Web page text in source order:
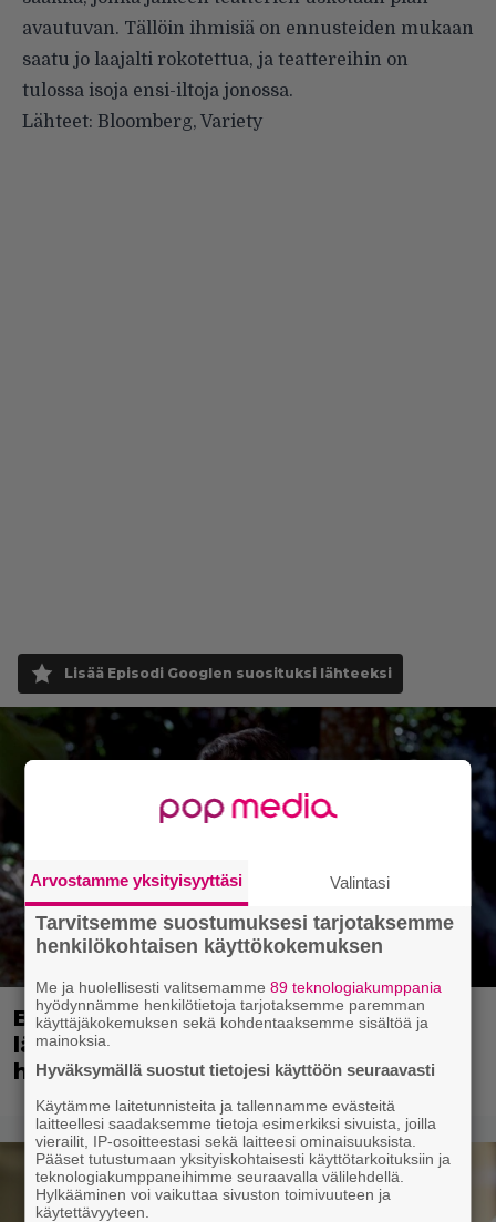
avautuvan. Tällöin ihmisiä on ennusteiden mukaan
saatu jo laajalti rokotettua, ja teattereihin on
tulossa isoja ensi-iltoja jonossa.
Lähteet: Bloomberg, Variety
Lisää Episodi Googlen suosituksi lähteeksi
Bond-luojan 68 vuotta sitten
lähettämä kirje löytyi – tältä 007-
hahmon piti alun perin näyttää
Arvostamme yksityisyyttäsi Valintasi
Tarvitsemme suostumuksesi tarjotaksemme
henkilökohtaisen käyttökokemuksen
Me ja huolellisesti valitsemamme89 teknologiakumppania
hyödynnämme henkilötietoja tarjotaksemme paremman
käyttäjäkokemuksen sekä kohdentaaksemme sisältöä ja
mainoksia.
Hyväksymällä suostut tietojesi käyttöön seuraavasti
Käytämme laitetunnisteita ja tallennamme evästeitä
laitteellesi saadaksemme tietoja esimerkiksi sivuista, joilla
vierailit, IP-osoitteestasi sekä laitteesi ominaisuuksista.
Pääset tutustumaan yksityiskohtaisesti käyttötarkoituksiin ja
teknologiakumppaneihimme seuraavalla välilehdellä.
Hylkääminen voi vaikuttaa sivuston toimivuuteen ja
käytettävyyteen.